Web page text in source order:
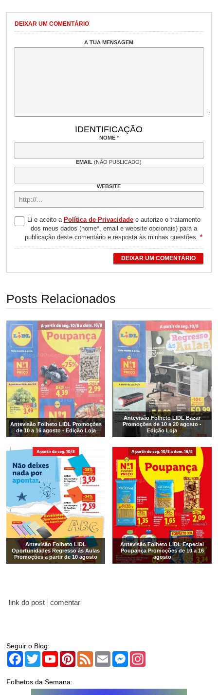
DEIXAR UM COMENTÁRIO
A TUA MENSAGEM
IDENTIFICAÇÃO
NOME *
EMAIL(NÃO PUBLICADO)
WEBSITE
Li e aceito a Política de Privacidadee autorizo o tratamento
dos meus dados (nome*, email e website opcionais) para a
publicação deste comentário e resposta às minhas questões.*
DEIXAR UM COMENTÁRIO
Posts Relacionados
Antevisão Folheto LIDL Promoções
de 10 a 16 agosto - Edição Loja
Antevisão Folheto LIDL Bazar
Promoções de 10 a 20 agosto -
Edição Loja
Antevisão Folheto LIDL
Oportunidades Regresso às Aulas
Promoções a partir de 10 agosto
Antevisão Folheto LIDL Especial
Poupança Promoções de 10 a 16
agosto
link do post comentar
Seguir o Blog:
Facebook
TwitterYouTubePinterest
Feed Email Messenger
Folhetos da Semana: